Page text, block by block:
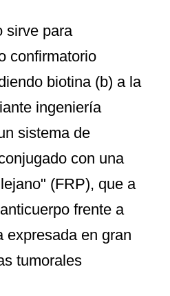
sirve para
confirmatorio
biotina (b) a la
ingeniería
sistema de
con una
(FRP), que a
frente a
expresada en gran
tumorales